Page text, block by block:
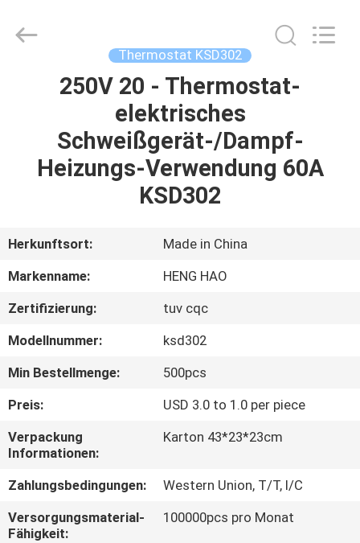
STARTSEITE
PRODUKTE
ÜBER
FABRIK
TOUR
QUALITÄTSKONTROLLE
KONTAKT
NACHRICHTEN
Electric
Thermostat KSD302
250V 20 - Thermostat-
elektrisches
Schweißgerät-/Dampf-
Heizungs-Verwendung 60A
KSD302
Herkunftsort:
Made in China
Markenname:
HENG HAO
Zertifizierung:
tuv cqc
Modellnummer:
ksd302
Min Bestellmenge:
500pcs
Preis:
USD 3.0 to 1.0 per piece
Verpackung
Informationen:
Karton 43*23*23cm
Zahlungsbedingungen:
Western Union, T/T, l/C
Versorgungsmaterial-
Fähigkeit:
100000pcs pro Monat